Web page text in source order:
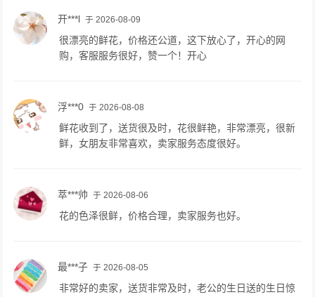
开***l 于 2026-08-09
很漂亮的鲜花，价格还公道，这下放心了，开心的网
购，客服服务很好，赞一个！开心
浮***0 于 2026-08-08
鲜花收到了，送货很及时，花很鲜艳，非常漂亮，很新
鲜，女朋友非常喜欢，卖家服务态度很好。
萃***帅 于 2026-08-06
花的色泽很鲜，价格合理，卖家服务也好。
最***子 于 2026-08-05
非常好的卖家，送货非常及时，老公的生日送的生日惊